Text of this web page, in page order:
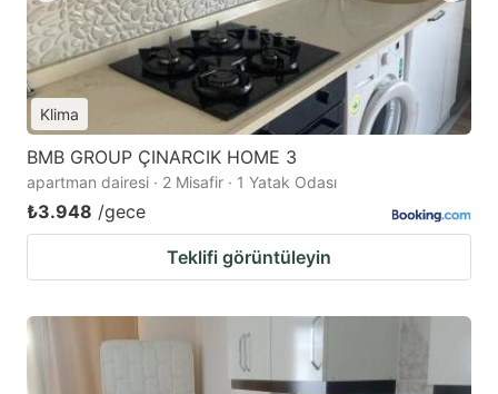
Klima
BMB GROUP ÇINARCIK HOME 3
apartman dairesi · 2 Misafir · 1 Yatak Odası
₺3.948 /gece
Teklifi görüntüleyin